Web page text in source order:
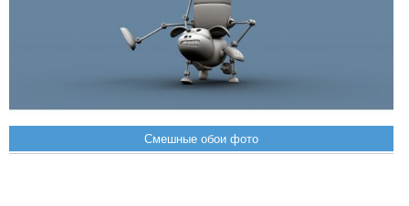
Смешные обои фото